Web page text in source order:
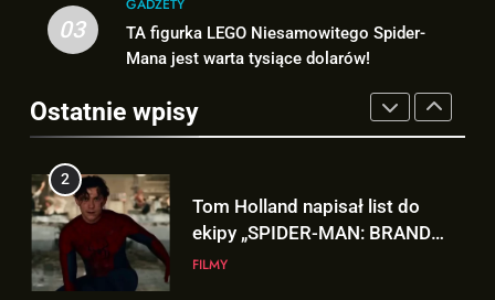
3
TA figurka LEGO
jest warta tysiące dolarów!
GADŻETY
4
Znamy szczegóły roli
Deadpoola Ryan Reynoldsa w
„AVENGERS: DOOMSDAY”!
03
GADŻETY
TA figurka LEGO Niesamowitego Spider-
Mana jest warta tysiące dolarów!
Ostatnie wpisy
2
Tom Holland napisał list do
ekipy „SPIDER-MAN: BRAND
NEW DAY” i… potwierdził swój
powrót!
FILMY
3
TA figurka LEGO
Niesamowitego Spider-Mana
jest warta tysiące dolarów!
GADŻETY